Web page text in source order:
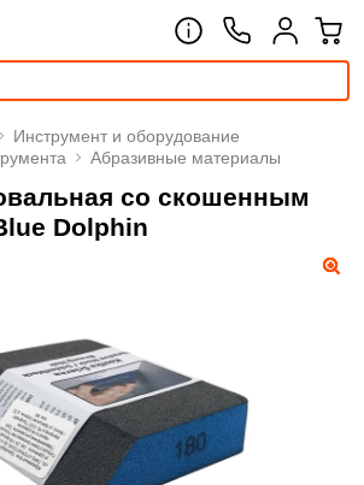
Инструмент и оборудование
Абразивные материалы
со скошенным
Dolphin